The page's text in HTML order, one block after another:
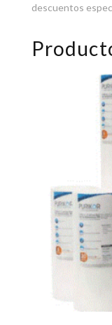
descuentos